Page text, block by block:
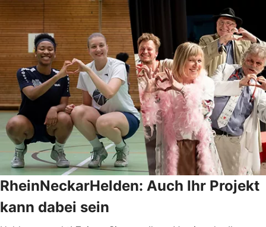
RheinNeckarHelden: Auch Ihr Projekt
kann dabei sein